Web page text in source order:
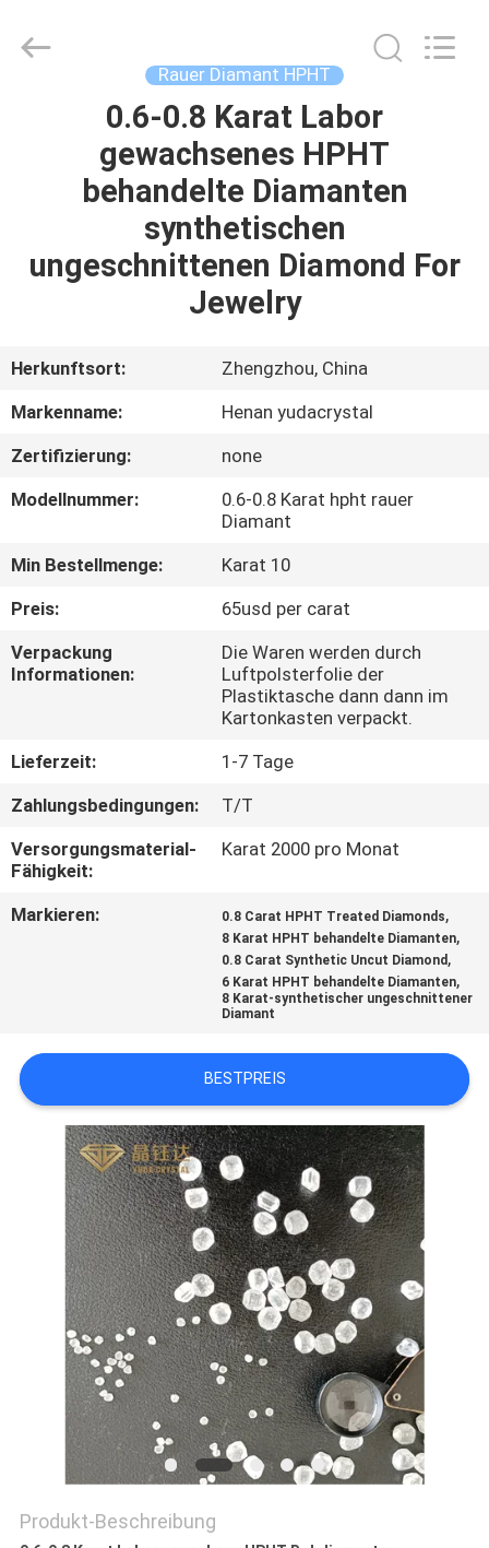
PRODUKTE
ÜBER
FABRIK-
AUSFLUG
QUALITÄTSKONTROLLE
SIE
MIT
UNS
IN
NACHRICHTEN
FÄLLE
Crystal
Co.,Ltd.
Rauer Diamant HPHT
0.6-0.8 Karat Labor
gewachsenes HPHT
behandelte Diamanten
synthetischen
ungeschnittenen Diamond For
Jewelry
Herkunftsort:
Zhengzhou, China
Markenname:
Henan yudacrystal
Zertifizierung:
none
Modellnummer:
0.6-0.8 Karat hpht rauer
Diamant
Min Bestellmenge:
Karat 10
Preis:
65usd per carat
Verpackung
Informationen:
Die Waren werden durch
Luftpolsterfolie der
Plastiktasche dann dann im
Kartonkasten verpackt.
Lieferzeit:
1-7 Tage
Zahlungsbedingungen:
T/T
Versorgungsmaterial-
Fähigkeit:
Karat 2000 pro Monat
Markieren: 0.8 Carat HPHT Treated Diamonds,
8 Karat HPHT behandelte Diamanten,
0.8 Carat Synthetic Uncut Diamond ,
6 Karat HPHT behandelte Diamanten,
8 Karat-synthetischer ungeschnittener
Diamant
BESTPREIS
Produkt-Beschreibung